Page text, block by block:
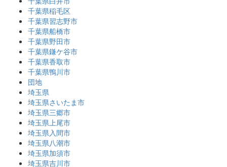
千葉県稲毛区
千葉県習志野市
千葉県船橋市
千葉県野田市
千葉県鎌ケ谷市
千葉県香取市
千葉県鴨川市
団地
埼玉県
埼玉県さいたま市
埼玉県三郷市
埼玉県上尾市
埼玉県入間市
埼玉県八潮市
埼玉県加須市
埼玉県吉川市